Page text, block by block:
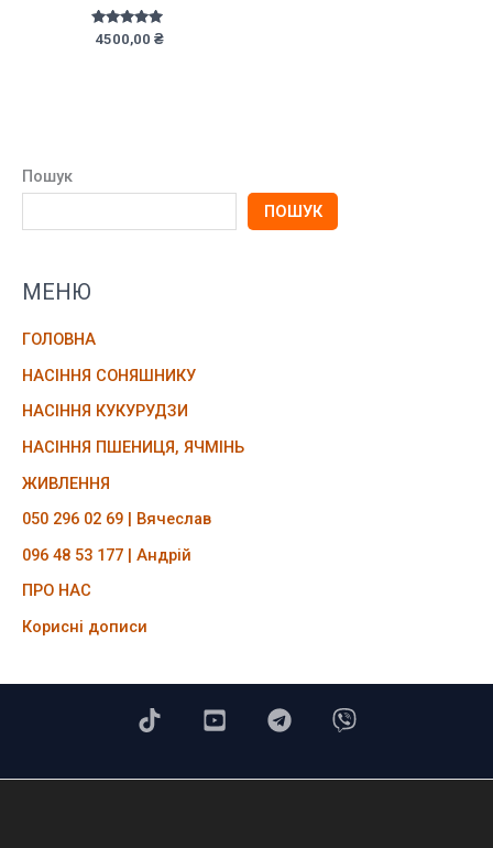
Оцінено в
5.00
4500,00 ₴
Пошук
ПОШУК
МЕНЮ
ГОЛОВНА
НАСІННЯ СОНЯШНИКУ
НАСІННЯ КУКУРУДЗИ
НАСІННЯ ПШЕНИЦЯ, ЯЧМІНЬ
ЖИВЛЕННЯ
050 296 02 69 | Вячеслав
096 48 53 177 | Андрій
ПРО НАС
Корисні дописи